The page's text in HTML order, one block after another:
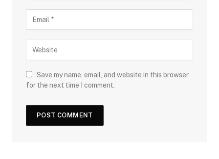
Save my name, email, and website in this browser
for the next time I comment.